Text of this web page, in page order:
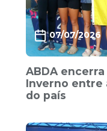
07/07/2026
ABDA
Inverno entre
do país